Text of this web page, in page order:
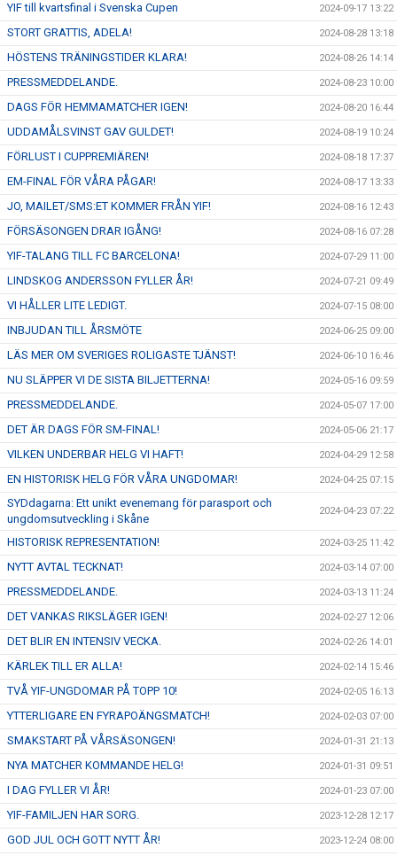
YIF till kvartsfinal i Svenska Cupen 2024-09-17 13:22
STORT GRATTIS, ADELA! 2024-08-28 13:18
HÖSTENS TRÄNINGSTIDER KLARA! 2024-08-26 14:14
PRESSMEDDELANDE. 2024-08-23 10:00
DAGS FÖR HEMMAMATCHER IGEN! 2024-08-20 16:44
UDDAMÅLSVINST GAV GULDET! 2024-08-19 10:24
FÖRLUST I CUPPREMIÄREN! 2024-08-18 17:37
EM-FINAL FÖR VÅRA PÅGAR! 2024-08-17 13:33
JO, MAILET/SMS:ET KOMMER FRÅN YIF! 2024-08-16 12:43
FÖRSÄSONGEN DRAR IGÅNG! 2024-08-16 07:28
YIF-TALANG TILL FC BARCELONA! 2024-07-29 11:00
LINDSKOG ANDERSSON FYLLER ÅR! 2024-07-21 09:49
VI HÅLLER LITE LEDIGT. 2024-07-15 08:00
INBJUDAN TILL ÅRSMÖTE 2024-06-25 09:00
LÄS MER OM SVERIGES ROLIGASTE TJÄNST! 2024-06-10 16:46
NU SLÄPPER VI DE SISTA BILJETTERNA! 2024-05-16 09:59
PRESSMEDDELANDE. 2024-05-07 17:00
DET ÄR DAGS FÖR SM-FINAL! 2024-05-06 21:17
VILKEN UNDERBAR HELG VI HAFT! 2024-04-29 12:58
EN HISTORISK HELG FÖR VÅRA UNGDOMAR! 2024-04-25 07:15
SYDdagarna: Ett unikt evenemang för parasport och
ungdomsutveckling i Skåne
2024-04-23 07:22
HISTORISK REPRESENTATION! 2024-03-25 11:42
NYTT AVTAL TECKNAT! 2024-03-14 07:00
PRESSMEDDELANDE. 2024-03-13 11:24
DET VANKAS RIKSLÄGER IGEN! 2024-02-27 12:06
DET BLIR EN INTENSIV VECKA. 2024-02-26 14:01
KÄRLEK TILL ER ALLA! 2024-02-14 15:46
TVÅ YIF-UNGDOMAR PÅ TOPP 10! 2024-02-05 16:13
YTTERLIGARE EN FYRAPOÄNGSMATCH! 2024-02-03 07:00
SMAKSTART PÅ VÅRSÄSONGEN! 2024-01-31 21:13
NYA MATCHER KOMMANDE HELG! 2024-01-31 09:51
I DAG FYLLER VI ÅR! 2024-01-23 07:00
YIF-FAMILJEN HAR SORG. 2023-12-28 12:17
GOD JUL OCH GOTT NYTT ÅR! 2023-12-24 08:00